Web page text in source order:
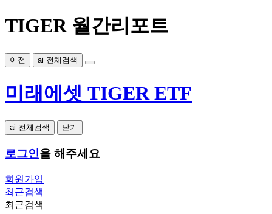
TIGER 월간리포트
이전 ai 전체검색
미래에셋 TIGER ETF
ai 전체검색 닫기
로그인을 해주세요
회원가입
최근검색
최근검색